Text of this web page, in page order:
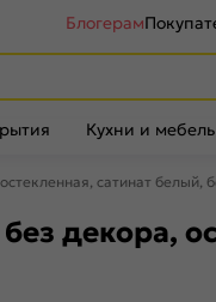
Блогерам
Кухни и мебель
сатинат белый,
декора,